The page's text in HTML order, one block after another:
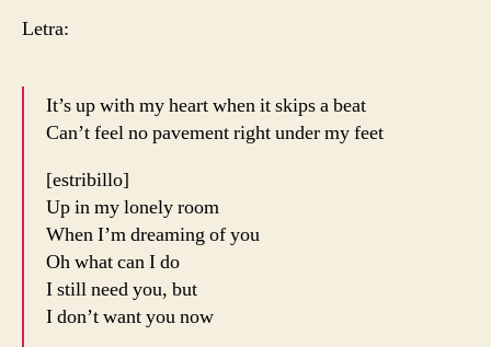
Letra:
It’s up with my heart when it skips a beat
Can’t feel no pavement right under my feet
[estribillo]
Up in my lonely room
When I’m dreaming of you
Oh what can I do
I still need you, but
I don’t want you now